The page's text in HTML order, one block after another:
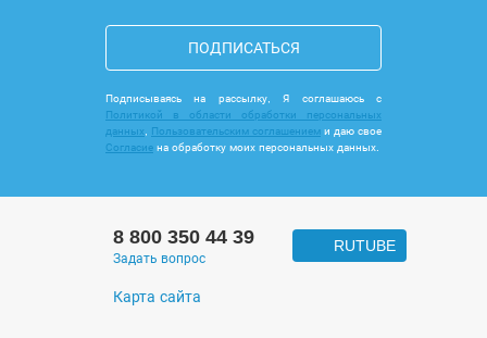
ПОДПИСАТЬСЯ
Подписываясь на рассылку, Я соглашаюсь с
Политикой в области обработки персональных
данных
Пользовательским соглашением и даю свое
Согласие на обработку моих персональных данных.
8 800 350 44 39
Задать вопрос
RUTUBE
Карта сайта